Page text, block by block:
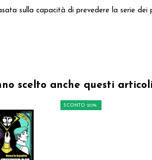
sulla capacità di prevedere la serie dei
scelto anche questi articoli
SCONTO 20%